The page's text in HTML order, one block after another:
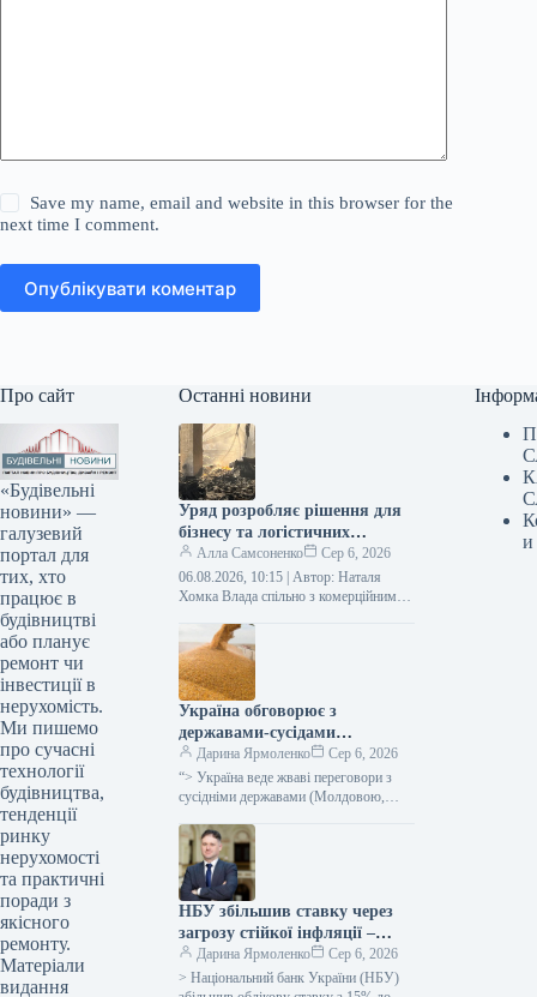
Save my name, email and website in this browser for the
next time I comment.
Опублікувати коментар
Про сайт
«Будівельні
новини» —
галузевий
портал для
тих, хто
працює в
будівництві
або планує
ремонт чи
інвестиції в
нерухомість.
Ми пишемо
про сучасні
технології
будівництва,
тенденції
ринку
нерухомості
та практичні
поради з
якісного
ремонту.
Матеріали
видання
Останні новини
Уряд розробляє рішення для
бізнесу та логістичних
операцій після нападів на
сховища.
Алла Самсоненко
Сер 6, 2026
06.08.2026, 10:15 | Автор: Наталя
Хомка Влада спільно з комерційним
для забезпечення стабільного
функціонування компаній. Сергій…
Україна обговорює з
державами-сусідами
можливості збільшення
інфраструктурних
потужностей для експорту
Сибіга
Дарина Ярмоленко
Сер 6, 2026
“> Україна веде жваві переговори з
сусідніми державами (Молдовою,
Польщею) стосовно того, як
оптимізувати інфраструктуру та
забезпечити…
НБУ збільшив ставку через
загрозу стійкої інфляції –
Лепушинський
Дарина Ярмоленко
Сер 6, 2026
> Національний банк України (НБУ)
и